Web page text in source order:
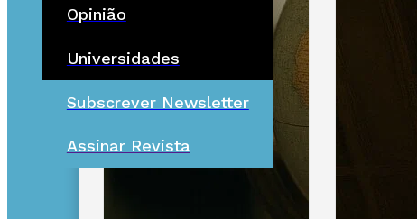
Opinião
Universidades
Subscrever Newsletter
Assinar Revista